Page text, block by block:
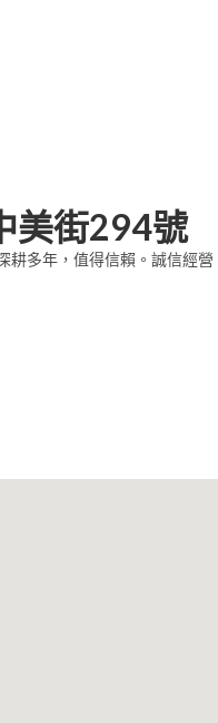
美街294號
多年，值得信賴。誠信經